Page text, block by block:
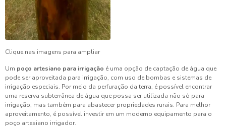
Clique nas imagens para ampliar
Um poço artesiano para irrigação é uma opção de captação de água que
pode ser aproveitada para irrigação, com uso de bombas e sistemas de
irrigação especiais. Por meio da perfuração da terra, é possível encontrar
uma reserva subterrânea de água que possa ser utilizada não só para
irrigação, mas também para abastecer propriedades rurais. Para melhor
aproveitamento, é possível investir em um moderno equipamento para o
poço artesiano irrigador.